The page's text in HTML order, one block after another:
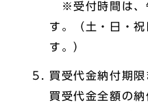
※受付時間は、
す。（土・日・
す。）
買受代金納付期
買受代金全額の